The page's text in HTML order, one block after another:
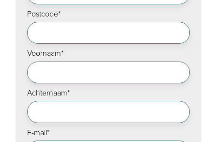
Postcode*
Voornaam*
Achternaam*
E-mail*